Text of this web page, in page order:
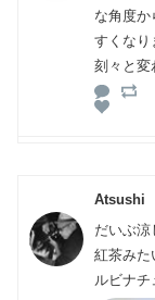
な角度
すくなり
刻々と変
Atsushi
だいぶ涼
紅茶みた
ルビナチ